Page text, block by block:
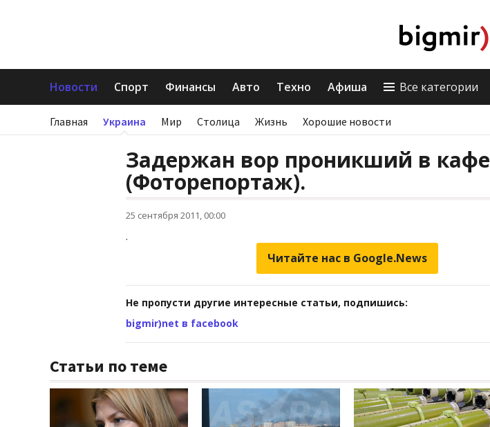
Новости Спорт Финансы Авто Техно Афиша Все категории
Главная Украина Мир Столица Жизнь Хорошие новости
Задержан вор проникший в кафе
(Фоторепортаж).
25 сентября 2011, 00:00
.
Читайте нас в Google.News
Не пропусти другие интересные статьи, подпишись:
bigmir)net в facebook
Статьи по теме